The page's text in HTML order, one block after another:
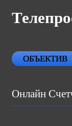
ОБЪЕКТИВ
Онлайн